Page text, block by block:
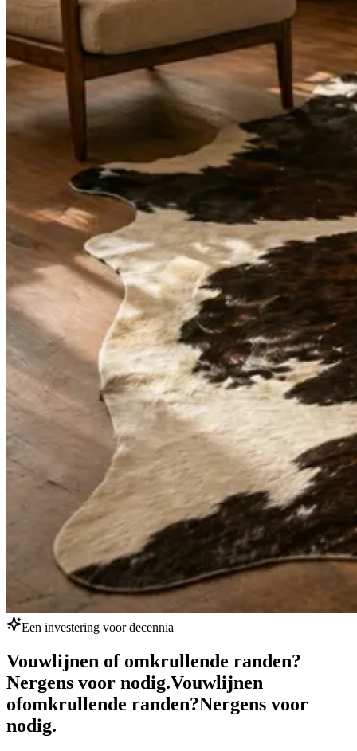
Een investering voor decennia
Vouwlijnen of omkrullende randen?
Nergens voor nodig.Vouwlijnen
ofomkrullende randen?Nergens voor
nodig.